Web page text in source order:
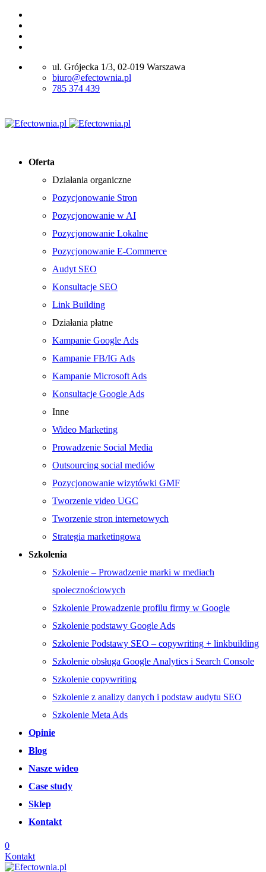
ul. Grójecka 1/3, 02-019 Warszawa
biuro@efectownia.pl
785 374 439
Oferta
Działania organiczne
Pozycjonowanie Stron
Pozycjonowanie w AI
Pozycjonowanie Lokalne
Pozycjonowanie E-Commerce
Audyt SEO
Konsultacje SEO
Link Building
Działania płatne
Kampanie Google Ads
Kampanie FB/IG Ads
Kampanie Microsoft Ads
Konsultacje Google Ads
Inne
Wideo Marketing
Prowadzenie Social Media
Outsourcing social mediów
Pozycjonowanie wizytówki GMF
Tworzenie video UGC
Tworzenie stron internetowych
Strategia marketingowa
Szkolenia
Szkolenie – Prowadzenie marki w mediach
społecznościowych
Szkolenie Prowadzenie profilu firmy w Google
Szkolenie podstawy Google Ads
Szkolenie Podstawy SEO – copywriting + linkbuilding
Szkolenie obsługa Google Analytics i Search Console
Szkolenie copywriting
Szkolenie z analizy danych i podstaw audytu SEO
Szkolenie Meta Ads
Opinie
Blog
Nasze wideo
Case study
Sklep
Kontakt
0
Kontakt